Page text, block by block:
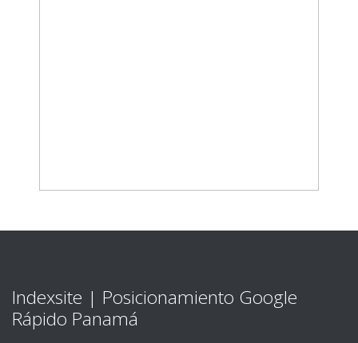
Indexsite | Posicionamiento Google
Rápido Panamá